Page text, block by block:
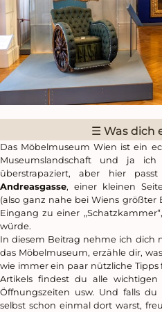
☰ Was dich
Das Möbelmuseum Wien ist ein
Museumslandschaft und ja
überstrapaziert, aber hier
Andreasgasse, einer kleinen
(also ganz nahe bei Wiens größter
Eingang zu einer
würde.
In diesem Beitrag nehme ich dich
das Möbelmuseum, erzähle dir,
wie immer ein paar nützliche
Artikels findest du alle wichtigen
Öffnungszeiten usw. Und falls
selbst schon einmal dort warst,